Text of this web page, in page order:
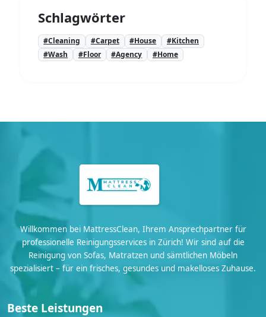
Schlagwörter
#Cleaning #Carpet #House
#Kitchen
#Wash
#Floor #Agency #Home
Willkommen bei MattressClean, Ihrem Ansprechpartner für
professionelle Reinigungsservices in Zürich! Wir sind auf die
Reinigung von Sofas, Matratzen und sämtlichen Möbeln
spezialisiert – für ein frisches, gesundes und makelloses Zuhause.
Beste Leistungen